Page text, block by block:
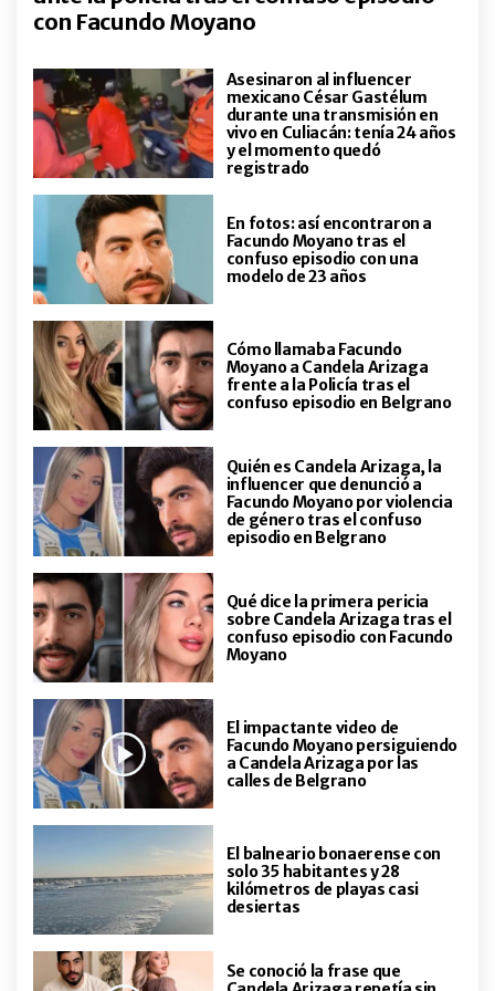
con Facundo Moyano
Asesinaron al influencer
mexicano César Gastélum
durante una transmisión en
vivo en Culiacán: tenía 24 años
y el momento quedó
registrado
En fotos: así encontraron a
Facundo Moyano tras el
confuso episodio con una
modelo de 23 años
Cómo llamaba Facundo
Moyano a Candela Arizaga
frente a la Policía tras el
confuso episodio en Belgrano
Quién es Candela Arizaga, la
influencer que denunció a
Facundo Moyano por violencia
de género tras el confuso
episodio en Belgrano
Qué dice la primera pericia
sobre Candela Arizaga tras el
confuso episodio con Facundo
Moyano
El impactante video de
Facundo Moyano persiguiendo
a Candela Arizaga por las
calles de Belgrano
El balneario bonaerense con
solo 35 habitantes y 28
kilómetros de playas casi
desiertas
Se conoció la frase que
ENTRETENIMIENTO
Impactante cifra: se supo cuánto
entrar a Gran Hermano
Generación Dorada
ENTRETENIMIENTO
La historia de amor de La Mona
Jiménez y Juana Delseri, la madre
de sus tres hijos y con quien lleva
52 años: "Ella me hizo ver que
había otra vida"
ENTRETENIMIENTO
Jimena Barón contó por qué
decidió pasar su cumpleaños lejos
arrepentida"
ENTRETENIMIENTO
Franco Poggio, Lizardo Ponce y
una cita ajena: la insólita
anécdota detrás de la noche en
que su historia de amor comenzó
LIFESTYLE
Los looks "opuestos
complementarios" de Rosalía y su
novia, Loli Bahía, de la mano por
New York
ACTUALIDAD
Máxima Zorreguieta tras el
diagnóstico de demencia de su
madre: cómo vivió la noticia
puertas adentro
ACTUALIDAD
Las imágenes de la casa del
horror: el hogar de Claudio Gabriel
Barrelier, donde vieron por última
vez a Agostina
ENTRETENIMIENTO
Quién es Manuel GarcíaRulfo, el
nuevo novio de Shakira
ENTRETENIMIENTO